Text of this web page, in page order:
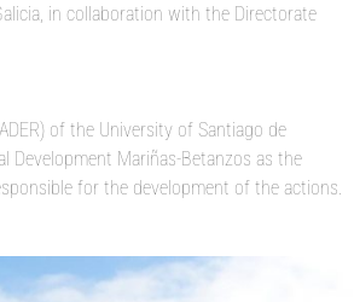
in collaboration with the Directorate
of the University of Santiago de
Development Mariñas-Betanzos as the
for the development of the actions.